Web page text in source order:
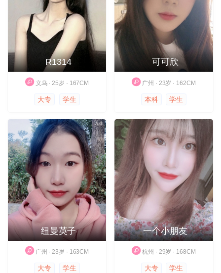
R1314
义乌 · 25岁 · 167CM
大专 学生
可可欣
广州 · 23岁 · 162CM
本科 学生
纽曼英子
广州 · 23岁 · 163CM
大专 学生
一个小朋友
杭州 · 29岁 · 168CM
大专 学生